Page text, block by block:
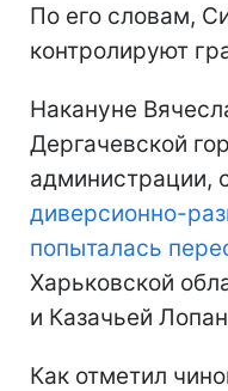
По его словам,
контролируют
Накануне
Дергачевской
администрации,
диверсионно-
попыталась
Харьковской
и Казачьей
Как отметил